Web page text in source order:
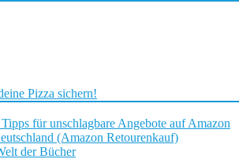
Pizza sichern!
für unschlagbare Angebote auf Amazon
(Amazon Retourenkauf)
der Bücher